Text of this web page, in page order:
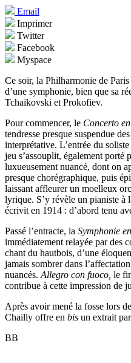
Email
Imprimer
Twitter
Facebook
Myspace
Ce soir, la Philharmonie de
d’une symphonie, bien que sa
Tchaïkovski et Prokofiev.
Pour commencer, le Concerto
tendresse presque suspendue
interprétative. L’entrée du
jeu s’assouplit, également
luxueusement nuancé, dont on
presque chorégraphique, puis
laissant affleurer un moelleux
lyrique. S’y révèle un pianiste à
écrivit en 1914 : d’abord tenu
Passé l’entracte, la Symphonie
immédiatement relayée par des
chant du hautbois, d’une
jamais sombrer dans
nuancés. Allegro con fuoco, le
contribue à cette impression de
Après avoir mené la fosse lors
Chailly offre en bis un extrait
BB